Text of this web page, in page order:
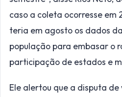
caso a coleta ocorresse em
teria em agosto os dados
população para embasar o
participação de estados e
Ele alertou que a disputa de